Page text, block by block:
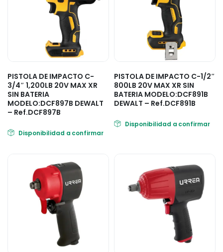
PISTOLA DE IMPACTO C-
3/4″ 1,200LB 20V MAX XR
SIN BATERIA
MODELO:DCF897B DEWALT
– Ref.DCF897B
Disponibilidad a confirmar
PISTOLA DE IMPACTO C-1/2″
800LB 20V MAX XR SIN
BATERIA MODELO:DCF891B
DEWALT – Ref.DCF891B
Disponibilidad a confirmar